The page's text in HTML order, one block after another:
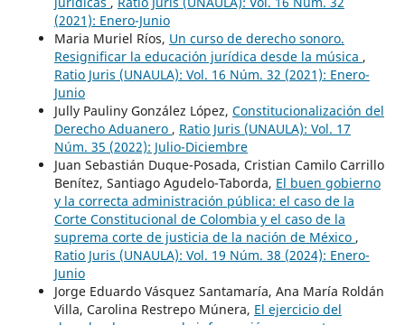
(2021): Enero-Junio
Maria Muriel Ríos, Un curso de derecho sonoro.
Resignificar la educación jurídica desde la música ,
Ratio Juris (UNAULA): Vol. 16 Núm. 32 (2021): Enero-
Junio
Jully Pauliny González López, Constitucionalización del
Derecho Aduanero , Ratio Juris (UNAULA): Vol. 17
Núm. 35 (2022): Julio-Diciembre
Juan Sebastián Duque-Posada, Cristian Camilo Carrillo
Benítez, Santiago Agudelo-Taborda, El buen gobierno
y la correcta administración pública: el caso de la
Corte Constitucional de Colombia y el caso de la
suprema corte de justicia de la nación de México ,
Ratio Juris (UNAULA): Vol. 19 Núm. 38 (2024): Enero-
Junio
Jorge Eduardo Vásquez Santamaría, Ana María Roldán
Villa, Carolina Restrepo Múnera, El ejercicio del